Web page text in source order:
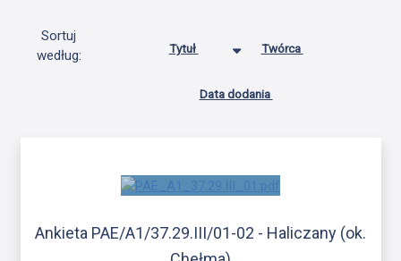
Sortuj
według:
Tytuł Twórca
Data dodania
Ankieta PAE/A1/37.29.III/01-02 - Haliczany (ok.